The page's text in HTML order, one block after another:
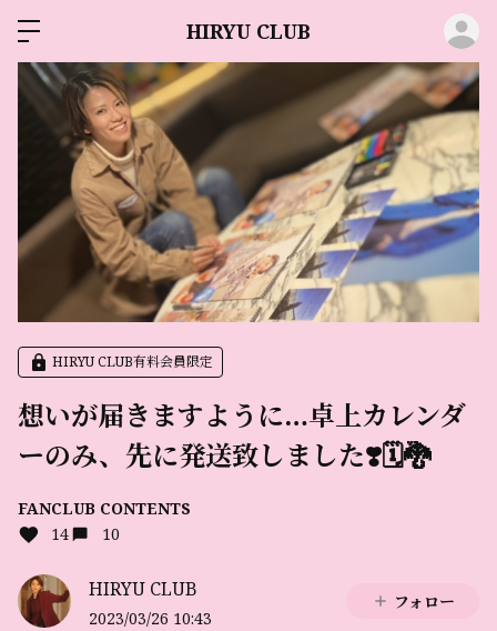
HIRYU CLUB
HIRYU CLUB有料会員限定
想いが届きますように…卓上カレンダ
ーのみ、先に発送致しました❣️🗓🐉
FANCLUB CONTENTS
14
10
HIRYU CLUB
2023/03/26 10:43
フォロー